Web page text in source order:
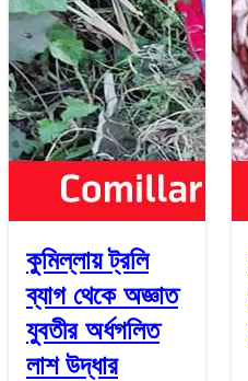
কুমিল্লায় ট্রলি
ব্যাগ থেকে অজ্ঞাত
যুবতীর অর্ধগলিত
লাশ উদ্ধার